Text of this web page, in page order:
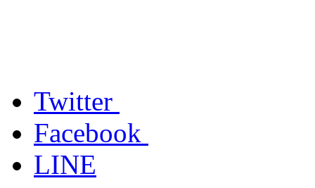
Twitter
Facebook
LINE